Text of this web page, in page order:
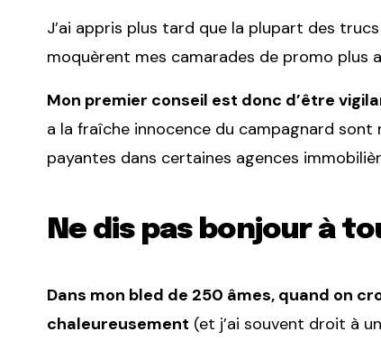
J’ai appris plus tard que la plupart des
moquèrent mes camarades de promo plus
Mon premier conseil est donc d’être
a la fraîche innocence du campagnard sont
payantes dans certaines agences
Ne dis pas bonjour à
Dans mon bled de 250 âmes, quand on
chaleureusement (et j’ai souvent droit à